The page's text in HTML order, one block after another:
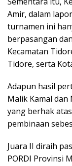
Amir, dalam
turnamen ini
berpasangan
Kecamatan
Tidore, serta
Adapun hasil
Malik Kamal dan
yang berhak
pembinaan
Juara II diraih
PORDI Provinsi